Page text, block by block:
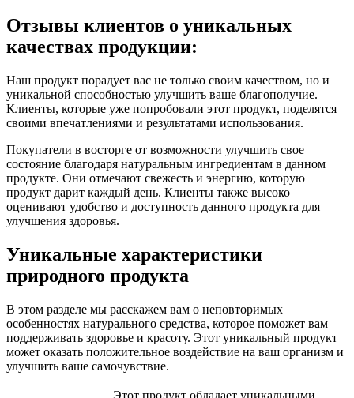
Отзывы клиентов о уникальных
качествах продукции:
Наш продукт порадует вас не только своим качеством, но и
уникальной способностью улучшить ваше благополучие.
Клиенты, которые уже попробовали этот продукт, поделятся
своими впечатлениями и результатами использования.
Покупатели в восторге от возможности улучшить свое
состояние благодаря натуральным ингредиентам в данном
продукте. Они отмечают свежесть и энергию, которую
продукт дарит каждый день. Клиенты также высоко
оценивают удобство и доступность данного продукта для
улучшения здоровья.
Уникальные характеристики
природного продукта
В этом разделе мы расскажем вам о неповторимых
особенностях натурального средства, которое поможет вам
поддерживать здоровье и красоту. Этот уникальный продукт
может оказать положительное воздействие на ваш организм и
улучшить ваше самочувствие.
Этот продукт обладает уникальными